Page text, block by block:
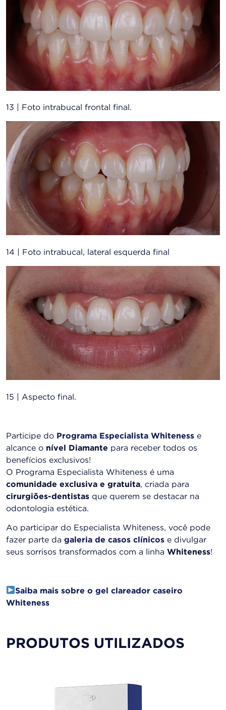
13 | Foto intrabucal frontal final.
14 | Foto intrabucal, lateral esquerda final
15 | Aspecto final.
Participe do Programa Especialista Whiteness e
alcance o nível Diamante para receber todos os
benefícios exclusivos!
O Programa Especialista Whiteness é uma
comunidade exclusiva e gratuita, criada para
cirurgiões-dentistas que querem se destacar na
odontologia estética.
Ao participar do Especialista Whiteness, você pode
fazer parte da galeria de casos clínicos e divulgar
seus sorrisos transformados com a linha Whiteness!
Saiba mais sobre o gel clareador caseiro
Whiteness
PRODUTOS UTILIZADOS